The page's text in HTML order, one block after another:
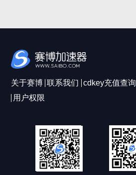
关于赛博 联系我们 cdkey充值查询
用户权限